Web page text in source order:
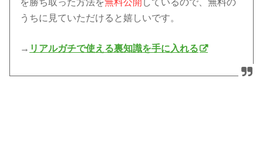
を勝ち取った方法を無料公開 しているので、無料の
うちに見ていただけると嬉しいです。
→ リアルガチで使える裏知識を手に入れる